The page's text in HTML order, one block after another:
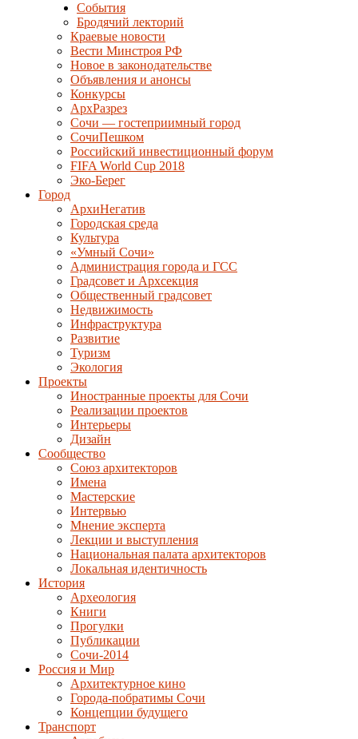
События
Бродячий лекторий
Краевые новости
Вести Минстроя РФ
Новое в законодательстве
Объявления и анонсы
Конкурсы
АрхРазрез
Сочи — гостеприимный город
СочиПешком
Российский инвестиционный форум
FIFA World Cup 2018
Эко-Берег
Город
АрхиНегатив
Городская среда
Культура
«Умный Сочи»
Администрация города и ГСС
Градсовет и Архсекция
Общественный градсовет
Недвижимость
Инфраструктура
Развитие
Туризм
Экология
Проекты
Иностранные проекты для Сочи
Реализации проектов
Интерьеры
Дизайн
Сообщество
Союз архитекторов
Имена
Мастерские
Интервью
Мнение эксперта
Лекции и выступления
Национальная палата архитекторов
Локальная идентичность
История
Археология
Книги
Прогулки
Публикации
Сочи-2014
Россия и Мир
Архитектурное кино
Города-побратимы Сочи
Концепции будущего
Транспорт